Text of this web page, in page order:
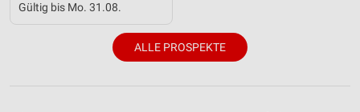
Gültig bis Mo. 31.08.
ALLE PROSPEKTE